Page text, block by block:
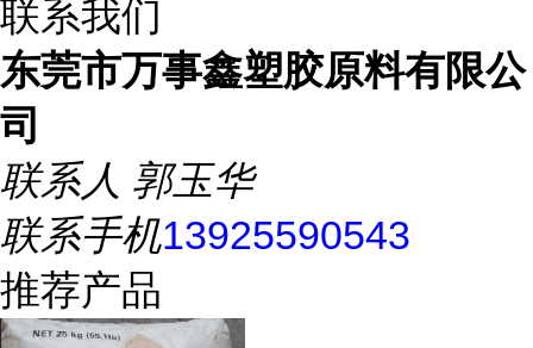
联系我们
东莞市万事鑫塑胶原料有限公
司
联系人 郭玉华
联系手机13925590543
推荐产品